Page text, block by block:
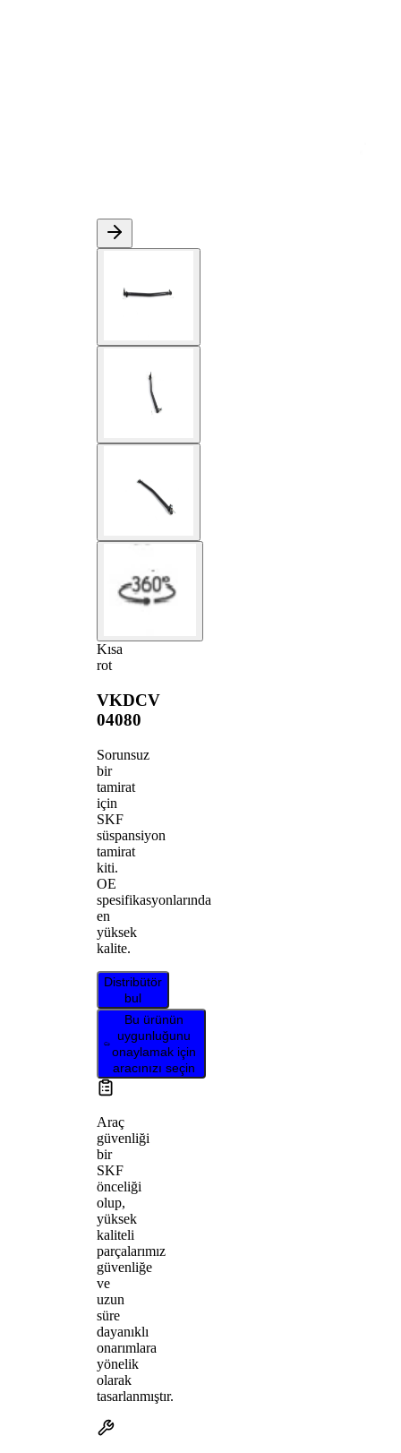
Kısa
rot
VKDCV
04080
Sorunsuz
bir
tamirat
için
SKF
süspansiyon
tamirat
kiti.
OE
spesifikasyonlarında
en
yüksek
kalite.
Distribütör
bul
Bu ürünün
uygunluğunu
onaylamak için
aracınızı seçin
Araç
güvenliği
bir
SKF
önceliği
olup,
yüksek
kaliteli
parçalarımız
güvenliğe
ve
uzun
süre
dayanıklı
onarımlara
yönelik
olarak
tasarlanmıştır.